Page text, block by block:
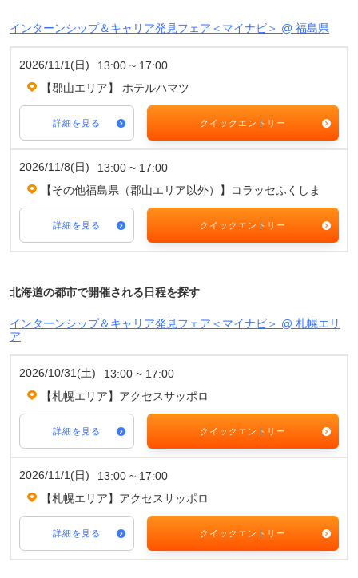
インターンシップ＆キャリア発見フェア＜マイナビ＞ @ 福島県
2026/11/1(日)
13:00 ~ 17:00
【郡山エリア】 ホテルハマツ
詳細を見る クイックエントリー
2026/11/8(日)
13:00 ~ 17:00
【その他福島県（郡山エリア以外）】コラッセふくしま
詳細を見る クイックエントリー
北海道の都市で開催される日程を探す
インターンシップ＆キャリア発見フェア＜マイナビ＞ @ 札幌エリ
ア
2026/10/31(土)
13:00 ~ 17:00
【札幌エリア】アクセスサッポロ
詳細を見る クイックエントリー
2026/11/1(日)
13:00 ~ 17:00
【札幌エリア】アクセスサッポロ
詳細を見る クイックエントリー